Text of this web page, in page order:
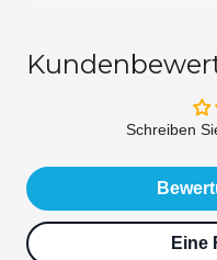
Schreiben
Eine